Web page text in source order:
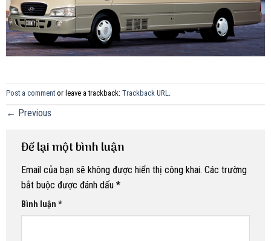
Post a comment or leave a trackback: Trackback URL.
← Previous
Để lại một bình luận
Email của bạn sẽ không được hiển thị công khai. Các trường
bắt buộc được đánh dấu *
Bình luận *